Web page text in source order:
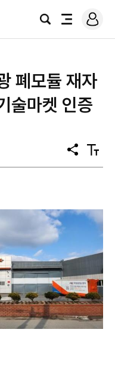
검
전
로
그
폐모듈 재자
술마켓 인증
공
유
텍
스